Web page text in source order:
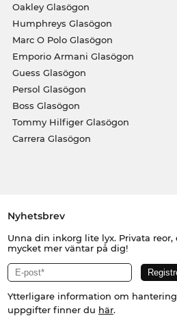
Oakley Glasögon
Humphreys Glasögon
Marc O Polo Glasögon
Emporio Armani Glasögon
Guess Glasögon
Persol Glasögon
Boss Glasögon
Tommy Hilfiger Glasögon
Carrera Glasögon
Nyhetsbrev
Unna din inkorg lite lyx. Privata
mycket mer väntar på dig!
Ytterligare information om
uppgifter finner du här.